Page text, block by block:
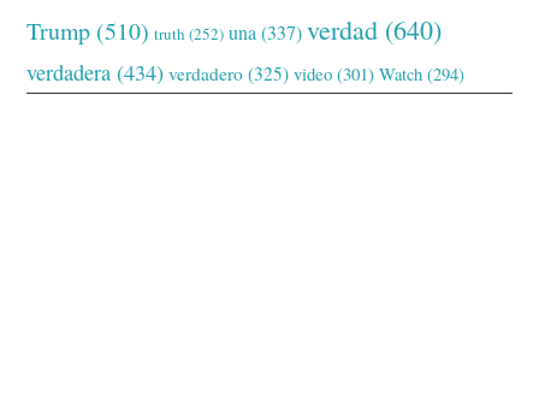
Trump (510) truth (252) una(337) verdad (640)
verdadera (434) verdadero (325) video (301) Watch (294)